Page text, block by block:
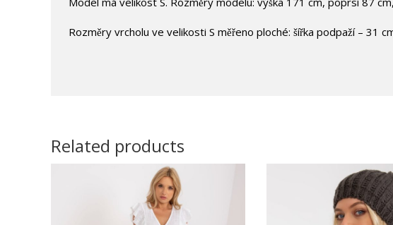
Rozměry vrcholu ve velikosti S měřeno ploché: šířka podpaží – 31
Related products